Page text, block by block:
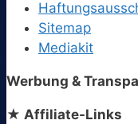
Sitemap
Mediakit
Werbung &
★ Affiliate-Links